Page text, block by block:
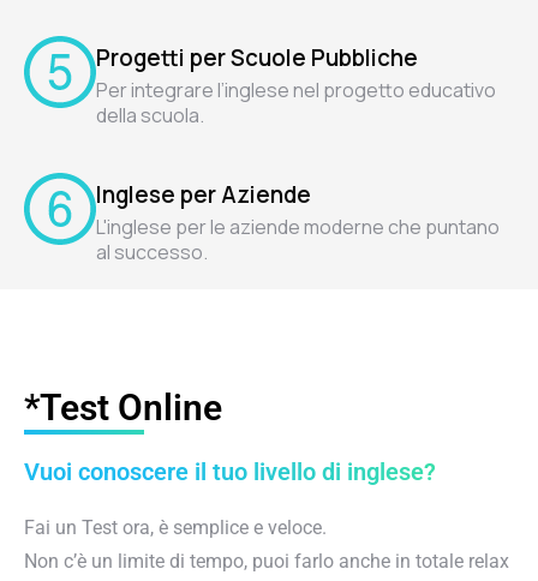
Progetti per Scuole Pubbliche
Per integrare l’inglese nel progetto educativo
della scuola.
Inglese per Aziende
L'inglese per le aziende moderne che puntano
al successo.
*Test Online
Vuoi conoscere il tuo livello di inglese?
Fai un Test ora, è semplice e veloce.
Non c’è un limite di tempo, puoi farlo anche in totale relax